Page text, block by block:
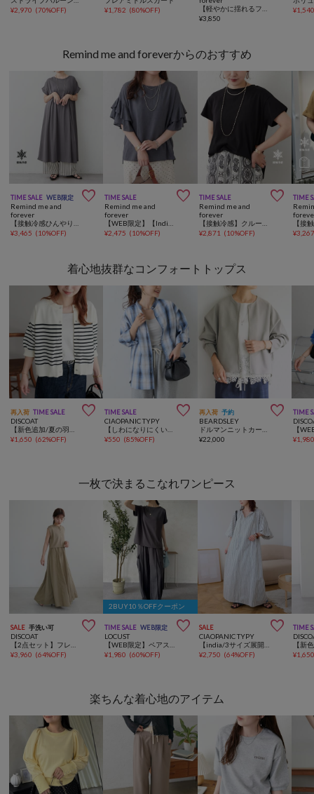
¥2,970 (70%OFF)
¥1,782 (80%OFF)
¥3,850
¥
Remind me and foreverからのおすすめ
TIME SALE WEB限定 
Remind me and
forever
¥3,465 (10%OFF)
TIME SALE 
Remind me and
forever
¥2,475 (10%OFF)
TIME SALE 
Remind me and
forever
¥2,871 (10%OFF)
TIME
¥
着心地抜群なコンフォートトップス
再入荷 TIME SALE 
DISCOAT
【新色追加/夏の羽織に♪】ライトスポンディッシュ半袖カーディガン《WEB限定》
¥1,650 (62%OFF)
TIME SALE 
CIAOPANIC TYPY
【しわになりにくい】ボリュームスリーブバンドカラーシャツ/ストライプ/チェック
¥550 (85%OFF)
再入荷 予約 
BEARDSLEY
ドルマンニットカーディガン【セットアップ】
¥22,000
TIME
¥
一枚で決まるこなれワンピース
SALE 手洗い可 
DISCOAT
¥3,960 (64%OFF)
2BUY10％OFFクーポン
TIME SALE WEB限定 
LOCUST
¥1,980 (60%OFF)
SALE 
CIAOPANIC TYPY
¥2,750 (64%OFF)
TIME
¥
楽ちんな着心地のアイテム